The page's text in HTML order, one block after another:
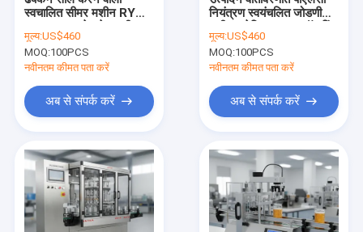
स्वचालित सीमर मशीन RY
निरंतर उत्पादन लाइनों के लिए
अनुकूलित
मूल्य:US$460
MOQ:100PCS
नवीनतम कीमत पता करें
अब से संपर्क करें
नियंत्रण स्वयंचलित जोडणी
आणि अचूक जोडणी
कार्यप्रदर्शन
मूल्य:US$460
MOQ:100PCS
नवीनतम कीमत पता करें
अब से संपर्क करें